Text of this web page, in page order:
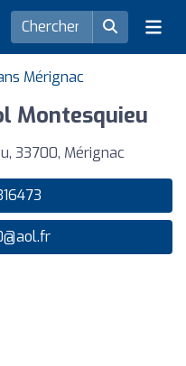
Mérignac
Montesquieu
33700, Mérignac